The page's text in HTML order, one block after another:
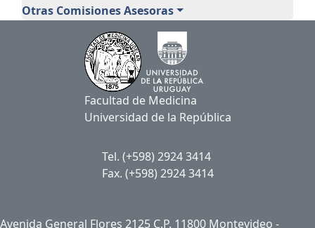
Otras Comisiones Asesoras
Facultad de Medicina
Universidad de la República
Tel. (+598) 2924 3414
Fax. (+598) 2924 3414
Avenida General Flores 2125 C.P. 11800 Montevideo -